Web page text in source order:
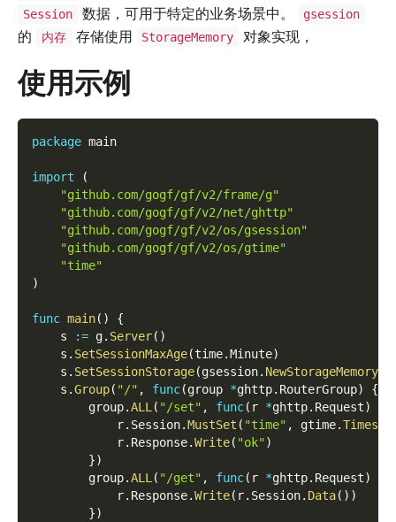
Session 数据，可用于特定的业务场景中。 gsession
的 内存 存储使用 StorageMemory 对象实现，
使用示例
package main
import
(
"github.com/gogf/gf/v2/frame/g"
"github.com/gogf/gf/v2/net/ghttp"
"github.com/gogf/gf/v2/os/gsession"
"github.com/gogf/gf/v2/os/gtime"
"time"
)
func main( )
{
    s
:= g. Server( )
    s
. SetSessionMaxAge(time.Minute)
    s
. SetSessionStorage(gsession. NewStorageMemory
    s
.Group( "/" , func(group *ghttp. RouterGroup)
{
        group
.ALL( "/set" , func( r *ghttp. Request)
            r
. Session.MustSet ( "time" , gtime.
            r
. Response.Write( "ok")
})
        group
.ALL( "/get" , func( r *ghttp. Request)
            r
. Response.Write( r. Session. Data( ) )
})